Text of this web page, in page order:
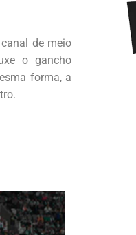
de meio
o gancho
forma, a